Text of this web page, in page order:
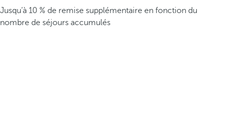
Jusqu’à 10 % de remise supplémentaire en fonction du
nombre de séjours accumulés